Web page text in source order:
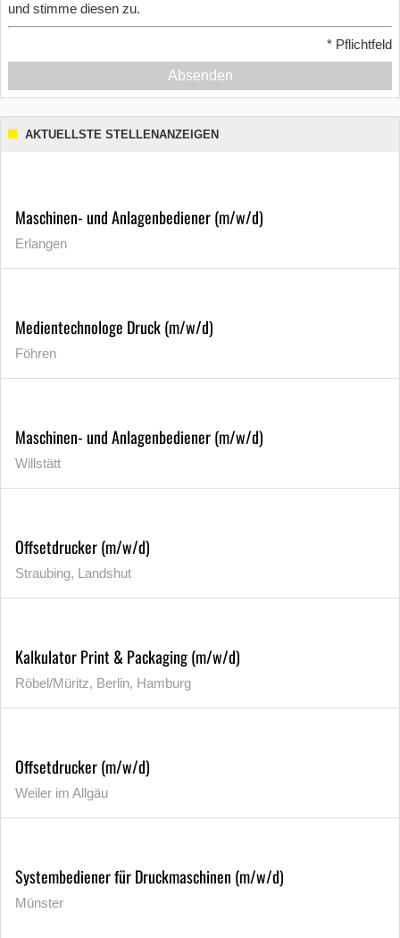
und stimme diesen zu.
* Pflichtfeld
Absenden
AKTUELLSTE STELLENANZEIGEN
Maschinen- und Anlagenbediener (m/w/d)
Erlangen
Medientechnologe Druck (m/w/d)
Föhren
Maschinen- und Anlagenbediener (m/w/d)
Willstätt
Offsetdrucker (m/w/d)
Straubing, Landshut
Kalkulator Print & Packaging (m/w/d)
Röbel/Müritz, Berlin, Hamburg
Offsetdrucker (m/w/d)
Weiler im Allgäu
Systembediener für Druckmaschinen (m/w/d)
Münster